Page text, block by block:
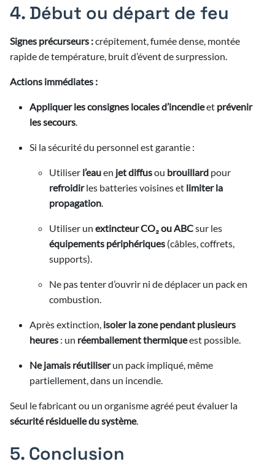
4. Début ou départ de feu
Signes précurseurs :crépitement, fumée dense, montée
rapide de température, bruit d’évent de surpression.
Actions immédiates :
Appliquer les consignes locales d’incendieet prévenir
les secours.
Si la sécurité du personnel est garantie :
Utiliser l’eauen jet diffusou brouillard pour
refroidirles batteries voisines et limiter la
propagation.
Utiliser un extincteur CO₂ ou ABCsur les
équipements périphériques (câbles, coffrets,
supports).
Ne pas tenter d’ouvrir ni de déplacer un pack en
combustion.
Après extinction, isoler la zone pendant plusieurs
heures : un réemballement thermiqueest possible.
Ne jamais réutiliserun pack impliqué, même
partiellement, dans un incendie.
Seul le fabricant ou un organisme agréé peut évaluer la
sécurité résiduelle du système.
5. Conclusion